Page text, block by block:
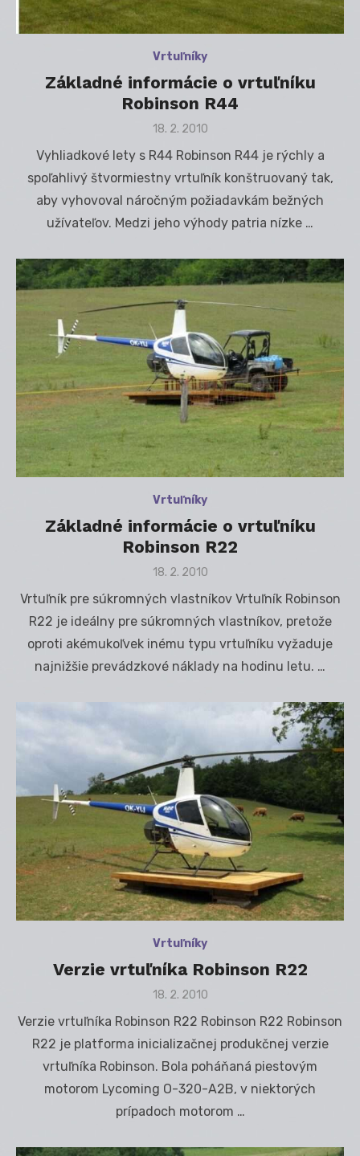
Vrtuľníky
Základné informácie o vrtuľníku
Robinson R44
Posted
18. 2. 2010
Vyhliadkové lety s R44 Robinson R44 je rýchly a
spoľahlivý štvormiestny vrtuľník konštruovaný tak,
aby vyhovoval náročným požiadavkám bežných
užívateľov. Medzi jeho výhody patria nízke …
Vrtuľníky
Základné informácie o vrtuľníku
Robinson R22
Posted
18. 2. 2010
Vrtuľník pre súkromných vlastníkov Vrtuľník Robinson
R22 je ideálny pre súkromných vlastníkov, pretože
oproti akémukoľvek inému typu vrtuľníku vyžaduje
najnižšie prevádzkové náklady na hodinu letu. …
Vrtuľníky
Verzie vrtuľníka Robinson R22
Posted
18. 2. 2010
Verzie vrtuľníka Robinson R22 Robinson R22 Robinson
R22 je platforma inicializačnej produkčnej verzie
vrtuľníka Robinson. Bola poháňaná piestovým
motorom Lycoming O-320-A2B, v niektorých
prípadoch motorom …